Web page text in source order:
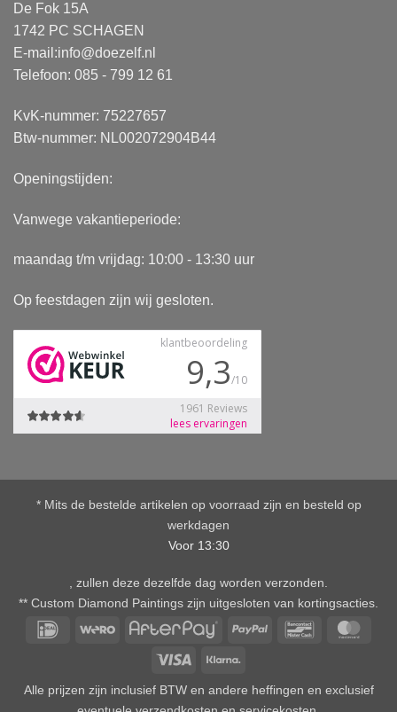
De Fok 15A
1742 PC SCHAGEN
E-mail:info@doezelf.nl
Telefoon: 085 - 799 12 61
KvK-nummer: 75227657
Btw-nummer: NL002072904B44
Openingstijden:
Vanwege vakantieperiode:
maandag t/m vrijdag: 10:00 - 13:30 uur
Op feestdagen zijn wij gesloten.
* Mits de bestelde artikelen op voorraad zijn en besteld op
werkdagen
Voor 13:30
, zullen deze dezelfde dag worden verzonden.
** Custom Diamond Paintings zijn uitgesloten van kortingsacties.
IDeal
Wero AfterPayPayPal Bancontact
Visa
Alle prijzen zijn inclusief BTW en andere heffingen en exclusief